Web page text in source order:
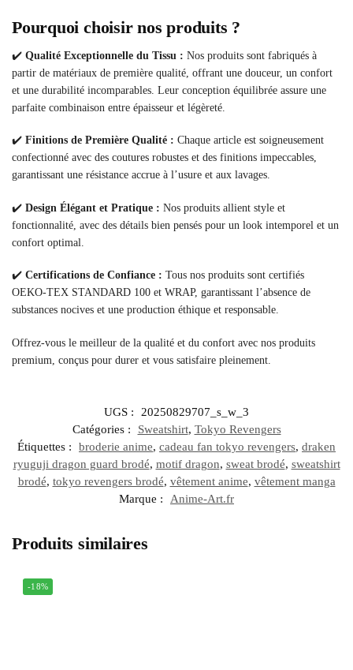
Pourquoi choisir nos produits ?
✔️ Qualité Exceptionnelle du Tissu : Nos produits sont fabriqués à
partir de matériaux de première qualité, offrant une douceur, un confort
et une durabilité incomparables. Leur conception équilibrée assure une
parfaite combinaison entre épaisseur et légèreté.
✔️ Finitions de Première Qualité : Chaque article est soigneusement
confectionné avec des coutures robustes et des finitions impeccables,
garantissant une résistance accrue à l’usure et aux lavages.
✔️ Design Élégant et Pratique : Nos produits allient style et
fonctionnalité, avec des détails bien pensés pour un look intemporel et un
confort optimal.
✔️ Certifications de Confiance : Tous nos produits sont certifiés
OEKO-TEX STANDARD 100 et WRAP, garantissant l’absence de
substances nocives et une production éthique et responsable.
Offrez-vous le meilleur de la qualité et du confort avec nos produits
premium, conçus pour durer et vous satisfaire pleinement.
UGS :
20250829707_s_w_3
Catégories :
Sweatshirt, Tokyo Revengers
Étiquettes :
broderie anime, cadeau fan tokyo revengers, draken
ryuguji dragon guard brodé, motif dragon, sweat brodé, sweatshirt
brodé, tokyo revengers brodé, vêtement anime, vêtement manga
Marque :
Anime-Art.fr
Produits similaires
-18%